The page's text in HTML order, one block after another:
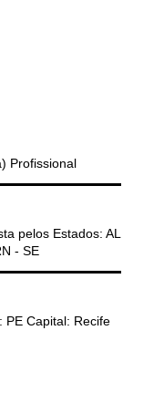
Profissional
pelos Estados: AL
- SE
PE Capital: Recife